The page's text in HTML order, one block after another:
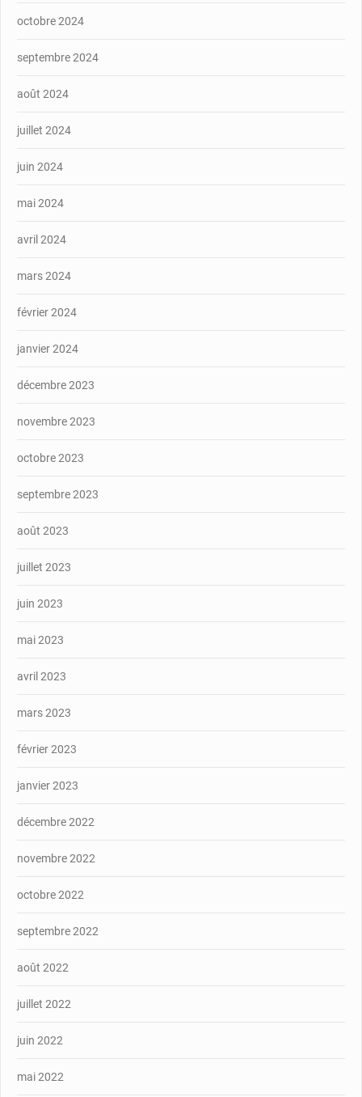
octobre 2024
septembre 2024
août 2024
juillet 2024
juin 2024
mai 2024
avril 2024
mars 2024
février 2024
janvier 2024
décembre 2023
novembre 2023
octobre 2023
septembre 2023
août 2023
juillet 2023
juin 2023
mai 2023
avril 2023
mars 2023
février 2023
janvier 2023
décembre 2022
novembre 2022
octobre 2022
septembre 2022
août 2022
juillet 2022
juin 2022
mai 2022